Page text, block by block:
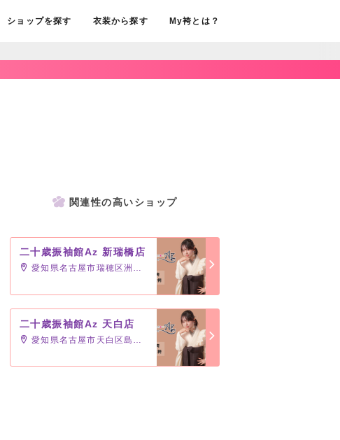
ショップを探す 衣装から探す My袴とは？
関連性の高いショップ
二十歳振袖館Az 新瑞橋店
愛知県名古屋市瑞穂区洲山町3-47
二十歳振袖館Az 天白店
愛知県名古屋市天白区島田3-801